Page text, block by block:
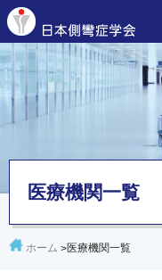
医療機関一覧
ホーム >医療機関一覧